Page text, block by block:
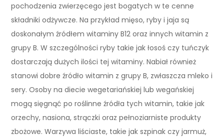
pochodzenia zwierzęcego jest bogatych w te cenne
składniki odżywcze. Na przykład mięso, ryby i jaja są
doskonałym źródłem witaminy B12 oraz innych witamin z
grupy B. W szczególności ryby takie jak łosoś czy tuńczyk
dostarczają dużych ilości tej witaminy. Nabiał również
stanowi dobre źródło witamin z grupy B, zwłaszcza mleko i
sery. Osoby na diecie wegetariańskiej lub wegańskiej
mogą sięgnąć po roślinne źródła tych witamin, takie jak
orzechy, nasiona, strączki oraz pełnoziarniste produkty
zbożowe. Warzywa liściaste, takie jak szpinak czy jarmuż,